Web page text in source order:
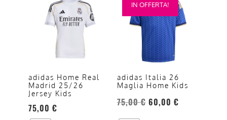
adidas Home Real
Madrid 25/26
Jersey Kids
75,00 €
prodotto
varianti.
opzioni
possono
essere
scelte
IN OFFERTA!
adidas Italia 26
Maglia Home Kids
75,00€ 60,00 €
prodotto
varianti.
opzioni
possono
essere